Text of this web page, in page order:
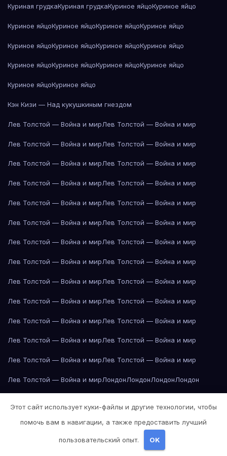
Куриная грудкаКуриная грудкаКуриное яйцоКуриное яйцо
Куриное яйцоКуриное яйцоКуриное яйцоКуриное яйцо
Куриное яйцоКуриное яйцоКуриное яйцоКуриное яйцо
Куриное яйцоКуриное яйцоКуриное яйцоКуриное яйцо
Куриное яйцоКуриное яйцо
Кэн Кизи — Над кукушкиным гнездом
Лев Толстой — Война и мирЛев Толстой — Война и мир
Лев Толстой — Война и мирЛев Толстой — Война и мир
Лев Толстой — Война и мирЛев Толстой — Война и мир
Лев Толстой — Война и мирЛев Толстой — Война и мир
Лев Толстой — Война и мирЛев Толстой — Война и мир
Лев Толстой — Война и мирЛев Толстой — Война и мир
Лев Толстой — Война и мирЛев Толстой — Война и мир
Лев Толстой — Война и мирЛев Толстой — Война и мир
Лев Толстой — Война и мирЛев Толстой — Война и мир
Лев Толстой — Война и мирЛев Толстой — Война и мир
Лев Толстой — Война и мирЛев Толстой — Война и мир
Лев Толстой — Война и мирЛев Толстой — Война и мир
Лев Толстой — Война и мирЛев Толстой — Война и мир
Лев Толстой — Война и мирЛондонЛондонЛондонЛондон
Лос-Анджелес
Лос-АнджелесЛос-АнджелесЛос-Анджелес
Этот сайт использует куки-файлы и другие технологии, чтобы
помочь вам в навигации, а также предоставить лучший
пользовательский опыт. OK